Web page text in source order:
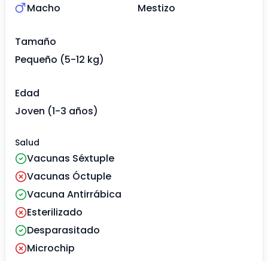
Macho
Mestizo
Tamaño
Pequeño (5-12 kg)
Edad
Joven (1-3 años)
Salud
Vacunas Séxtuple
Vacunas Óctuple
Vacuna Antirrábica
Esterilizado
Desparasitado
Microchip